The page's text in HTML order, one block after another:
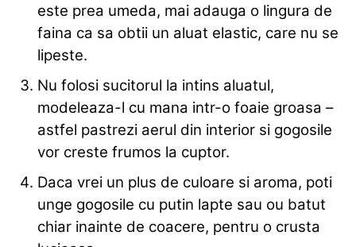
este prea umeda, mai adauga o lingura de
faina ca sa obtii un aluat elastic, care nu se
lipeste.
Nu folosi sucitorul la intins aluatul,
modeleaza-l cu mana intr-o foaie groasa –
astfel pastrezi aerul din interior si gogosile
vor creste frumos la cuptor.
Daca vrei un plus de culoare si aroma, poti
unge gogosile cu putin lapte sau ou batut
chiar inainte de coacere, pentru o crusta